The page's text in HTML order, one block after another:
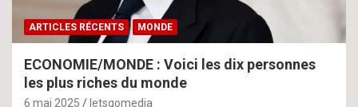
ARTICLES RÉCENTS MONDE
ECONOMIE/MONDE : Voici les dix personnes
les plus riches du monde
6 mai 2025 letsgomedia